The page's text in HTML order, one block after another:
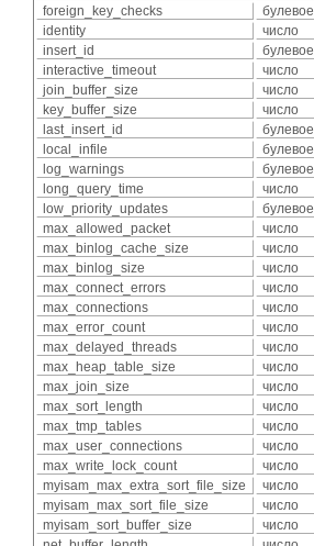
foreign_key_checks
булевое
identity
число
insert_id
булевое
interactive_timeout
число
join_buffer_size
число
key_buffer_size
число
last_insert_id
булевое
local_infile
булевое
log_warnings
булевое
long_query_time
число
low_priority_updates
булевое
max_allowed_packet
число
max_binlog_cache_size
число
max_binlog_size
число
max_connect_errors
число
max_connections
число
max_error_count
число
max_delayed_threads
число
max_heap_table_size
число
max_join_size
число
max_sort_length
число
max_tmp_tables
число
max_user_connections
число
max_write_lock_count
число
myisam_max_extra_sort_file_size
число
myisam_max_sort_file_size
число
myisam_sort_buffer_size
число